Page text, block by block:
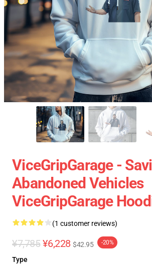
ViceGripGarage -
Abandoned Vehicles
ViceGripGarage
(1 customer reviews)
¥7,785 ¥6,228 $42.95 -20%
Type